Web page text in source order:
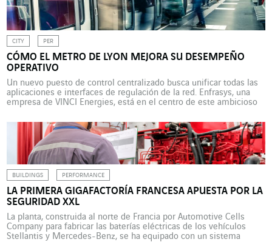
CITY PER
CÓMO EL METRO DE LYON MEJORA SU DESEMPEÑO
OPERATIVO
Un nuevo puesto de control centralizado busca unificar todas las
aplicaciones e interfaces de regulación de la red. Enfrasys, una
empresa de VINCI Energies, está en el centro de este ambicioso
SYTRAL Mobilités. Con sus 4 líneas, sus 34 km de vías y sus
42 estaciones, el metro de […]
BUILDINGS PERFORMANCE
LA PRIMERA GIGAFACTORÍA FRANCESA APUESTA POR LA
SEGURIDAD XXL
La planta, construida al norte de Francia por Automotive Cells
Company para fabricar las baterías eléctricas de los vehículos
Stellantis y Mercedes-Benz, se ha equipado con un sistema